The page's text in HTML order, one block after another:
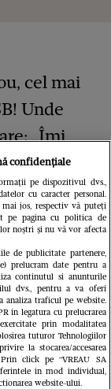
cel
FCSB!
slabe
confidențiale
pe dispozitivul dvs.,
cu caracter personal.
mai jos, respectiv vă puteți
pe pagina cu politica de
noștri și nu vă vor afecta
de publicitate partenere,
prelucram date pentru a
continutul si anunturile
dvs., pentru a va oferi
analiza traficul pe website.
in legatura cu prelucrarea
prin modalitatea
tuturor Tehnologiilor
la stocarea/accesarea
click pe “VREAU SA
in mod individual,
website-ului.